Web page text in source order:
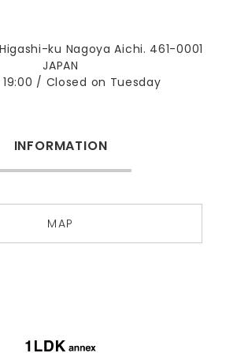
ku Nagoya Aichi. 461-0001
JAPAN
19:00 / Closed on Tuesday
INFORMATION
MAP